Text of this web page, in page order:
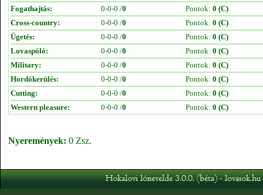
Fogathajtás:
0-0-0 /0 Pontok: 0 (C)
Cross-country:
0-0-0 /0 Pontok: 0 (C)
Ügetés:
0-0-0 /0 Pontok: 0 (C)
Lovaspóló:
0-0-0 /0 Pontok: 0 (C)
Military:
0-0-0 /0 Pontok: 0 (C)
Hordókerülés:
0-0-0 /0 Pontok: 0 (C)
Cutting:
0-0-0 /0 Pontok: 0 (C)
Western pleasure:
0-0-0 /0 Pontok: 0 (C)
Nyeremények: 0 Zsz.